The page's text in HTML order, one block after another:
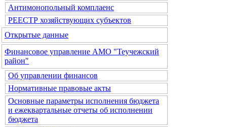
Антимонопольный комплаенс
РЕЕСТР хозяйствующих субъектов
Открытые данные
Финансовое управление АМО "Теучежский
район"
Об управлении финансов
Нормативные правовые акты
Основные параметры исполнения бюджета
и ежеквартальные отчеты об исполнении
бюджета